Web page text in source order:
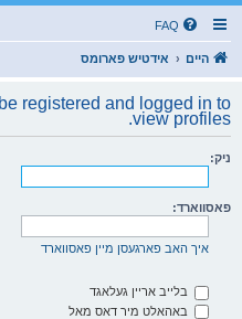
FAQ
היים אידטיש פארומס
registered and logged in to
view profiles.
ניק:
פאסווארד:
איך האב פארגעסן מיין פאסווארד
בלייב אריין געלאגד
באהאלט מיר דאס מאל